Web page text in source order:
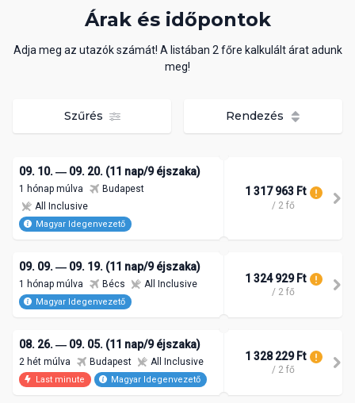
Árak és időpontok
Adja meg az utazók számát! A listában 2 főre kalkulált árat adunk
meg!
Szűrés Rendezés
09. 10. ― 09. 20. (11 nap/9 éjszaka)
1 hónap múlva
Budapest
All Inclusive
Magyar Idegenvezető
1 317 963 Ft
/ 2 fő
09. 09. ― 09. 19. (11 nap/9 éjszaka)
1 hónap múlva Bécs All Inclusive
Magyar Idegenvezető
1 324 929 Ft
/ 2 fő
08. 26. ― 09. 05. (11 nap/9 éjszaka)
2 hét múlva Budapest All Inclusive
Last minute Magyar Idegenvezető
1 328 229 Ft
/ 2 fő